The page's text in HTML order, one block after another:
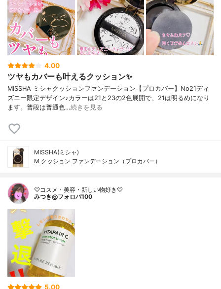
4.00
ツヤもカバーも叶えるクッション✨
MISSHA ミシャクッションファンデーション【プロカバー】No21ディ
ズニー限定デザイン♪カラーは21と23の2色展開で、21は明るめになり
ます。普段は普通色…続きを見る
MISSHA(ミシャ)
M クッション ファンデーション（プロカバー）
♡コスメ・美容・新しい物好き♡
みつき@フォロバ100
5.00